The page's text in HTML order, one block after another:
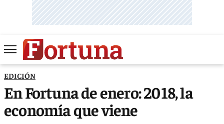
EDICIÓN
En Fortuna de enero: 2018, la
economía que viene